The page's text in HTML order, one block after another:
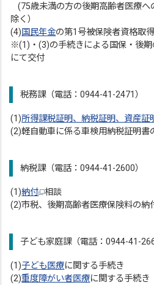
(75歳未満の方の後期高齢者医療へ
除く）
(4)国民年金の第1号被保険者資格取
※(1)・(3)の手続きによる国保・後
にて交付
税務課（電話：0944-41-2471）
(1)所得課税証明、納税証明、資産証
(2)軽自動車に係る車検用納税証明書
納税課（電話：0944-41-2600）
(1)納付 相談
(2)市税、後期高齢者医療保険料の納
子ども家庭課（電話：0944-41-
(1)子ども医療に関する手続き
(2)重度障がい者医療に関する手続き